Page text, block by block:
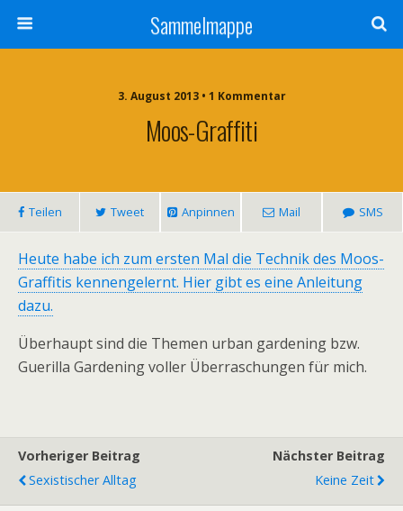
Sammelmappe
3. August 2013 • 1 Kommentar
Moos-Graffiti
Teilen Tweet Anpinnen Mail SMS
Heute habe ich zum ersten Mal die Technik des Moos-
Graffitis kennengelernt. Hier gibt es eine Anleitung
dazu.
Überhaupt sind die Themen urban gardening bzw.
Guerilla Gardening voller Überraschungen für mich.
Vorheriger Beitrag
Sexistischer Alltag
Nächster Beitrag
Keine Zeit